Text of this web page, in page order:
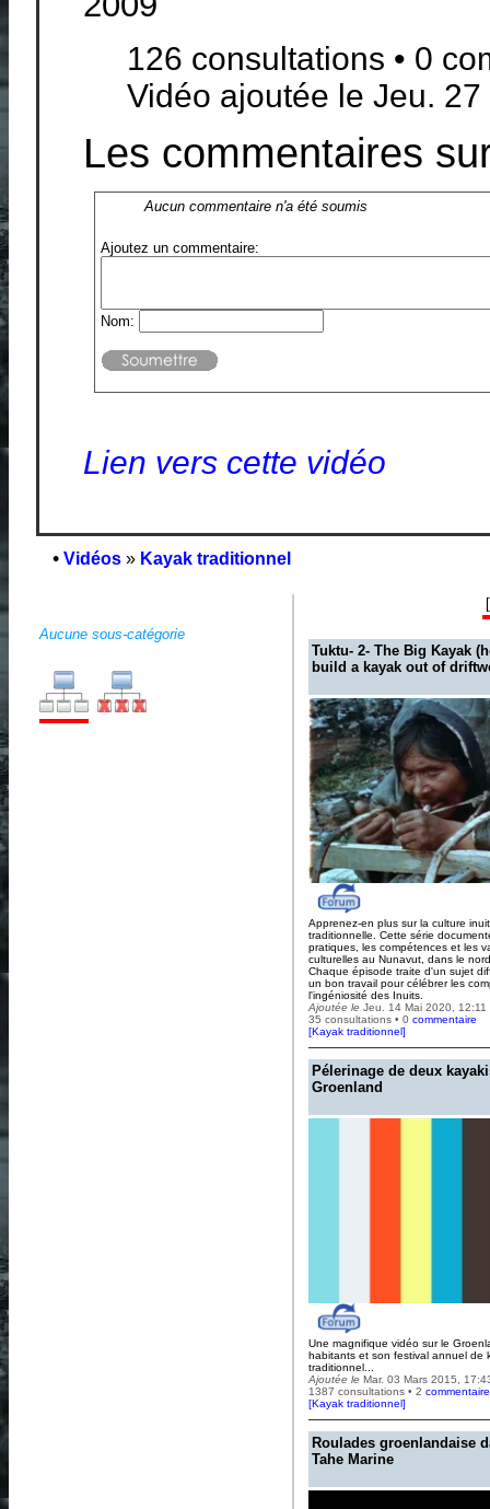
126 consultations • 0
Vidéo ajoutée le Jeu.
Les commentaires
Aucun commentaire n'a été soumis
Ajoutez un commentaire:
Nom:
Lien vers cette vidéo
• Vidéos» Kayak traditionnel
Aucune sous-catégorie
Tuktu- 2- The Big Kayak
build a kayak out of
Apprenez-en plus sur la culture inuit
traditionnelle. Cette série
pratiques, les compétences et les
culturelles au Nunavut, dans le
Chaque épisode traite d'un sujet
un bon travail pour célébrer les
l'ingéniosité des Inuits.
Ajoutée le Jeu. 14 Mai 2020, 12:11
35 consultations • 0 commentaire
[Kayak traditionnel]
Pélerinage de deux
Groenland
Une magnifique vidéo sur le
habitants et son festival annuel de
traditionnel...
Ajoutée le Mar. 03 Mars 2015,
1387 consultations • 2
[Kayak traditionnel]
Roulades groenlandaise
Tahe Marine